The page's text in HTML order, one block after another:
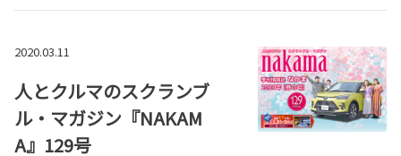
2020.03.11
人とクルマのスクランブ
ル・マガジン『NAKAM
A』129号